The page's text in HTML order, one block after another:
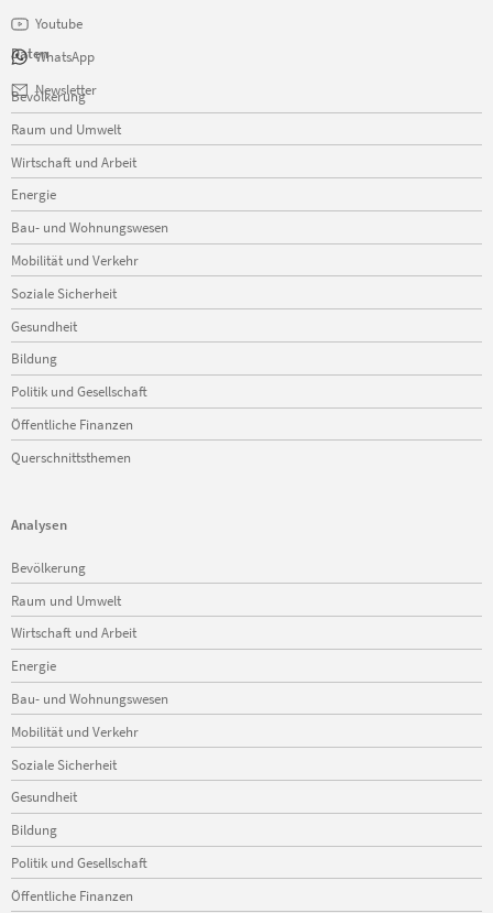
Youtube
WhatsApp
Newsletter
Daten
Navigation
überspringen
Bevölkerung
Raum und Umwelt
Wirtschaft und Arbeit
Energie
Bau- und Wohnungswesen
Mobilität und Verkehr
Soziale Sicherheit
Gesundheit
Bildung
Politik und Gesellschaft
Öffentliche Finanzen
Querschnittsthemen
Analysen
Navigation
überspringen
Bevölkerung
Raum und Umwelt
Wirtschaft und Arbeit
Energie
Bau- und Wohnungswesen
Mobilität und Verkehr
Soziale Sicherheit
Gesundheit
Bildung
Politik und Gesellschaft
Öffentliche Finanzen